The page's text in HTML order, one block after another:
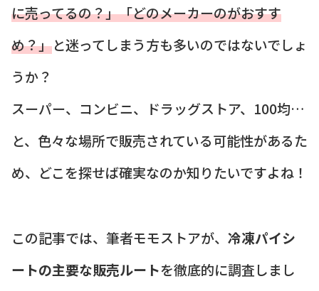
に売ってるの？」「どのメーカーのがおすす
め？」と迷ってしまう方も多いのではないでしょ
うか？
スーパー、コンビニ、ドラッグストア、100均…
と、色々な場所で販売されている可能性があるた
め、どこを探せば確実なのか知りたいですよね！
この記事では、筆者モモストアが、 冷凍パイシ
ートの主要な販売ルートを徹底的に調査しまし